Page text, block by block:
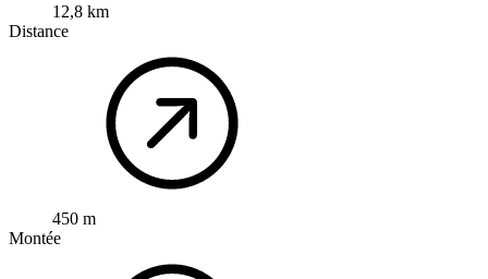
12,8 km
Distance
450 m
Montée